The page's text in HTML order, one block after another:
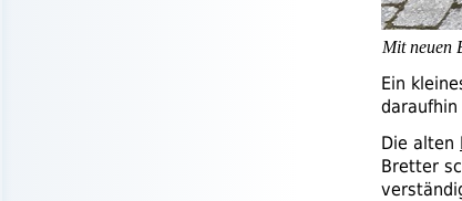
Mit neuen
Ein
daraufhin
Die alten
Bretter